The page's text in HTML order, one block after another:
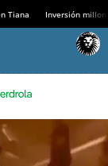
Tiana Inversión